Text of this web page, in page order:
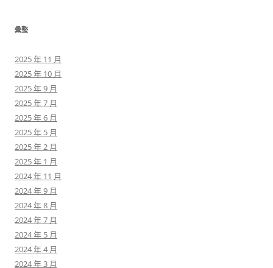
彙整
2025 年 11 月
2025 年 10 月
2025 年 9 月
2025 年 7 月
2025 年 6 月
2025 年 5 月
2025 年 2 月
2025 年 1 月
2024 年 11 月
2024 年 9 月
2024 年 8 月
2024 年 7 月
2024 年 5 月
2024 年 4 月
2024 年 3 月